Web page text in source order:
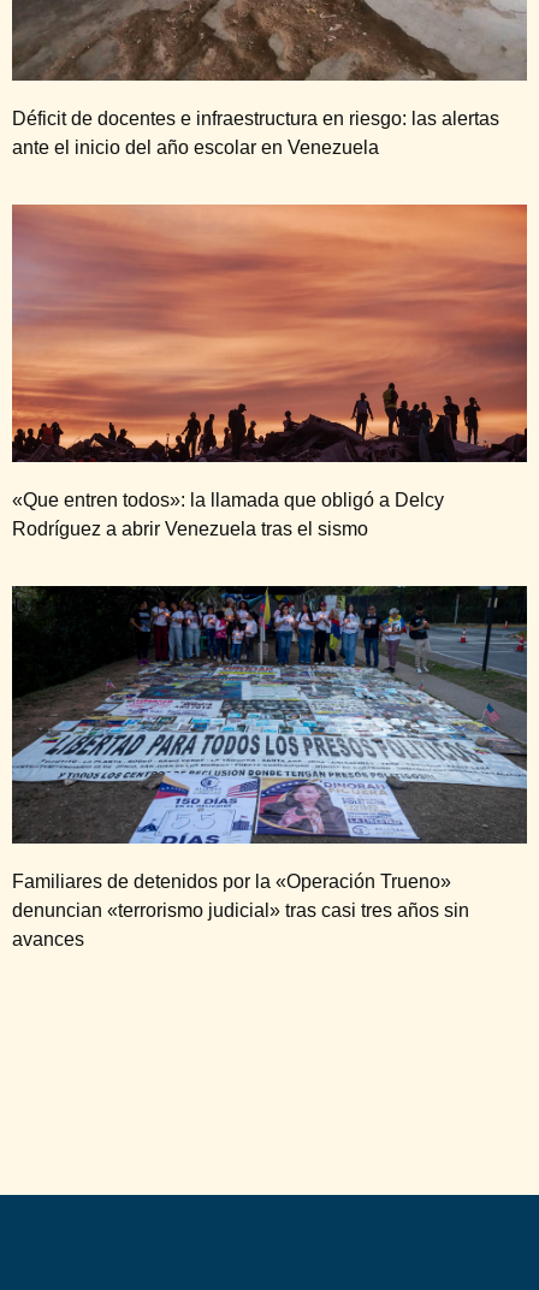
Déficit de docentes e infraestructura en riesgo: las alertas
ante el inicio del año escolar en Venezuela
«Que entren todos»: la llamada que obligó a Delcy
Rodríguez a abrir Venezuela tras el sismo
Familiares de detenidos por la «Operación Trueno»
denuncian «terrorismo judicial» tras casi tres años sin
avances